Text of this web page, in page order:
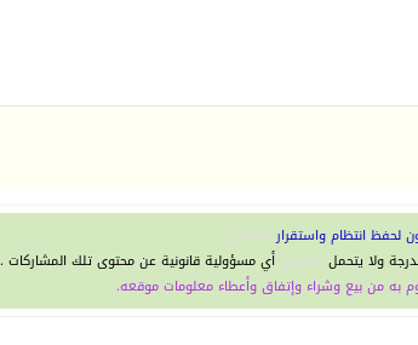
انتظام واستقرارالمنتدي
ولا يتحمل المنتدى أي مسؤولية قانونية عن محتوى تلك المشاركات .
من بيع وشراء وإتفاق وأعطاء معلومات موقعه.